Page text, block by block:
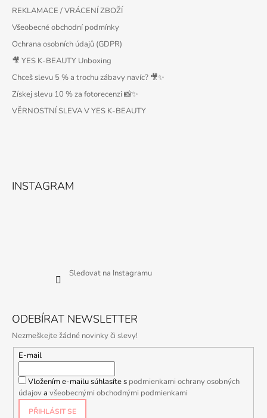
REKLAMACE / VRÁCENÍ ZBOŽÍ
Všeobecné obchodní podmínky
Ochrana osobních údajů (GDPR)
🎥 YES K-BEAUTY Unboxing
Chceš slevu 5 % a trochu zábavy navíc? 🎥✨
Získej slevu 10 % za fotorecenzi 📸✨
VĚRNOSTNÍ SLEVA V YES K-BEAUTY
INSTAGRAM
Sledovat na Instagramu
ODEBÍRAT NEWSLETTER
Nezmeškejte žádné novinky či slevy!
E-mail
Vložením e-mailu súhlasíte s podmienkami ochrany osobných
údajovavšeobecnými obchodnými podmienkami
PŘIHLÁSIT SE